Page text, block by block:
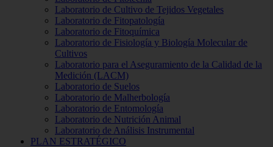
Laboratorio de Cultivo de Tejidos Vegetales
Laboratorio de Fitopatología
Laboratorio de Fitoquímica
Laboratorio de Fisiología y Biología Molecular de
Cultivos
Laboratorio para el Aseguramiento de la Calidad de la
Medición (LACM)
Laboratorio de Suelos
Laboratorio de Malherbología
Laboratorio de Entomología
Laboratorio de Nutrición Animal
Laboratorio de Análisis Instrumental
PLAN ESTRATÉGICO